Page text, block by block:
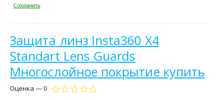
Сохранить
Защита линз Insta360 X4
Standart Lens Guards
Многослойное покрытие купить
Оценка — 0